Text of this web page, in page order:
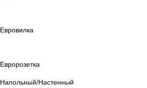
Евровилка
Евророзетка
Напольный/Настенный